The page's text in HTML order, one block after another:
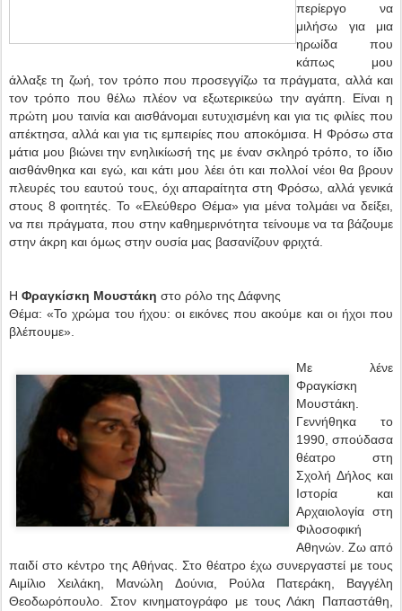
περίεργο να
μιλήσω για μια
ηρωίδα που
κάπως μου
άλλαξε τη ζωή, τον τρόπο που προσεγγίζω τα πράγματα, αλλά και
τον τρόπο που θέλω πλέον να εξωτερικεύω την αγάπη. Είναι η
πρώτη μου ταινία και αισθάνομαι ευτυχισμένη και για τις φιλίες που
απέκτησα, αλλά και για τις εμπειρίες που αποκόμισα. Η Φρόσω στα
μάτια μου βιώνει την ενηλικίωσή της με έναν σκληρό τρόπο, το ίδιο
αισθάνθηκα και εγώ, και κάτι μου λέει ότι και πολλοί νέοι θα βρουν
πλευρές του εαυτού τους, όχι απαραίτητα στη Φρόσω, αλλά γενικά
στους 8 φοιτητές. Το «Ελεύθερο Θέμα» για μένα τολμάει να δείξει,
να πει πράγματα, που στην καθημερινότητα τείνουμε να τα βάζουμε
στην άκρη και όμως στην ουσία μας βασανίζουν φριχτά.
Η Φραγκίσκη Μουστάκη στο ρόλο της Δάφνης
Θέμα: «Το χρώμα του ήχου: οι εικόνες που ακούμε και οι ήχοι που
βλέπουμε».
Με λένε
Φραγκίσκη
Μουστάκη.
Γεννήθηκα το
1990, σπούδασα
θέατρο στη
Σχολή Δήλος και
Ιστορία και
Αρχαιολογία στη
Φιλοσοφική
Αθηνών. Ζω από
παιδί στο κέντρο της Αθήνας. Στο θέατρο έχω συνεργαστεί με τους
Αιμίλιο Χειλάκη, Μανώλη Δούνια, Ρούλα Πατεράκη, Βαγγέλη
Θεοδωρόπουλο. Στον κινηματογράφο με τους Λάκη Παπαστάθη,